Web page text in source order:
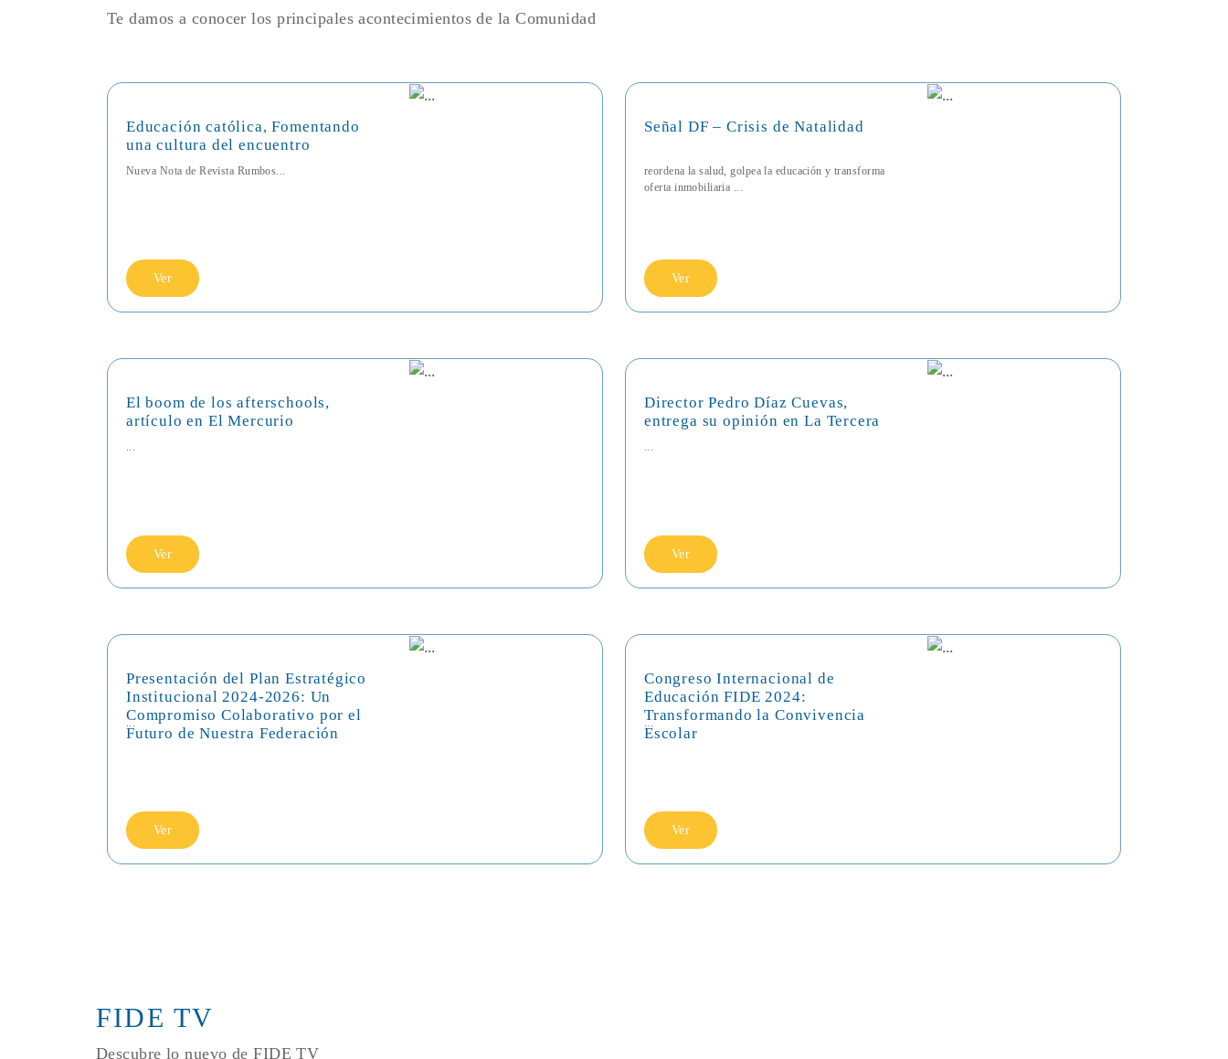
Te damos a conocer los principales acontecimientos de la Comunidad
Educación católica, Fomentando
una cultura del encuentro
Nueva Nota de Revista Rumbos...
Ver
Señal DF – Crisis de Natalidad
reordena la salud, golpea la educación y transforma
oferta inmobiliaria ...
Ver
El boom de los afterschools,
artículo en El Mercurio
Ver
Director Pedro Díaz Cuevas,
entrega su opinión en La Tercera
Ver
Presentación del Plan Estratégico
Institucional 2024-2026: Un
Compromiso Colaborativo por el
Futuro de Nuestra Federación
...
Ver
Congreso Internacional de
Educación FIDE 2024:
Transformando la Convivencia
Escolar
...
Ver
FIDE TV
Descubre lo nuevo de FIDE TV